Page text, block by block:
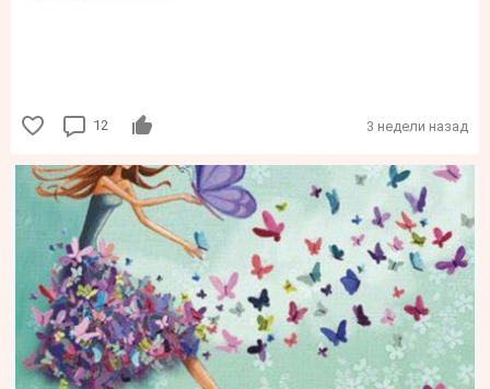
12 3 недели назад